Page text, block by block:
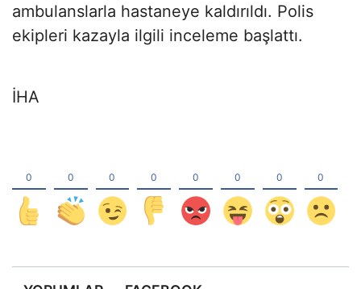
ambulanslarla hastaneye kaldırıldı. Polis
ekipleri kazayla ilgili inceleme başlattı.
İHA